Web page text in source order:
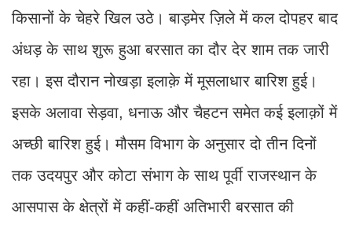
किसानों के चेहरे खिल उठे। बाड़मेर ज़िले में कल दोपहर बाद
अंधड़ के साथ शुरू हुआ बरसात का दौर देर शाम तक जारी
रहा। इस दौरान नोखड़ा इलाक़े में मूसलाधार बारिश हुई।
इसके अलावा सेड़वा, धनाऊ और चैहटन समेत कई इलाक़ों में
अच्छी बारिश हुई। मौसम विभाग के अनुसार दो तीन दिनों
तक उदयपुर और कोटा संभाग के साथ पूर्वी राजस्थान के
आसपास के क्षेत्रों में कहीं-कहीं अतिभारी बरसात की